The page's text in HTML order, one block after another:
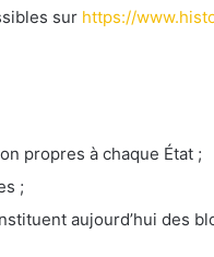
sur https://
propres à chaque État ;
;
aujourd’hui des